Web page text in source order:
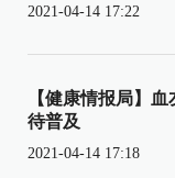
2021-04-14 17:22
【健康情报局】
待普及
2021-04-14 17:18